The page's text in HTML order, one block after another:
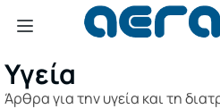
Υγεία
Άρθρα για την υγεία και τη